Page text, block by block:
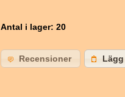
Antal i lager: 20
Recensioner